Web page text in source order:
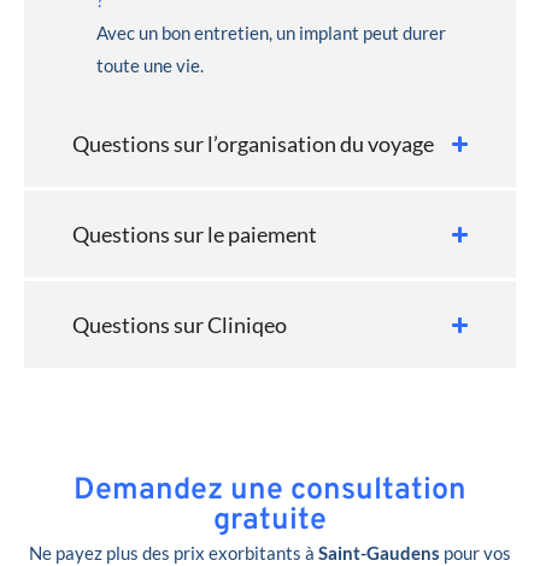
Avec un bon entretien, un implant peut durer
toute une vie.
Questions sur l’organisation du voyage
Questions sur le paiement
Questions sur Cliniqeo
Demandez une consultation
gratuite
Ne payez plus des prix exorbitants à Saint-Gaudens pour vos